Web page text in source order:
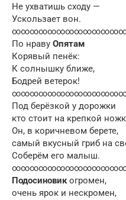
Не ухватишь сходу —
Ускользает вон.
По нраву Опятам
Корявый пенёк:
К солнышку ближе,
Бодрей ветерок!
Под берёзкой у дорожки
кто стоит на крепкой
Он, в коричневом берете,
самый вкусный гриб на
Соберём его малыш.
Подосиновикогромен,
очень ярок и нескромен,